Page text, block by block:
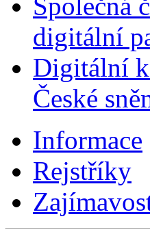
digitální
Digitální
České
Informace
Rejstříky